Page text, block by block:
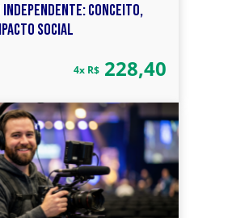
CONCEITO,
SOCIAL
4x R$228,40